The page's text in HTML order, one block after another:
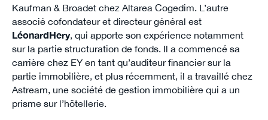
Kaufman & Broadet chez Altarea Cogedim. L’autre
associé cofondateur et directeur général est
LéonardHery, qui apporte son expérience notamment
sur la partie structuration de fonds. Il a commencé sa
carrière chez EY en tant qu’auditeur financier sur la
partie immobilière, et plus récemment, il a travaillé chez
Astream, une société de gestion immobilière qui a un
prisme sur l’hôtellerie.